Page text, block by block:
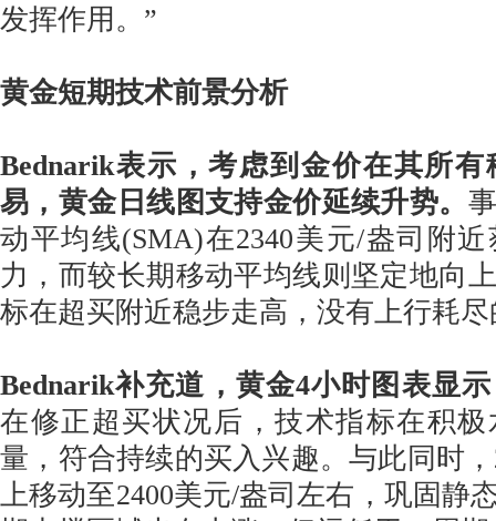
发挥作用。”
黄金短期技术前景分析
Bednarik表示，考虑到金价在其所
易，黄金日线图支持金价延续升势。
动平均线(SMA)在2340美元/盎司附
力，而较长期移动平均线则坚定地向
标在超买附近稳步走高，没有上行耗
Bednarik补充道，黄金4小时图表显
在修正超买状况后，技术指标在积
量，符合持续的买入兴趣。与此同时
上移动至2400美元/盎司左右，巩固静